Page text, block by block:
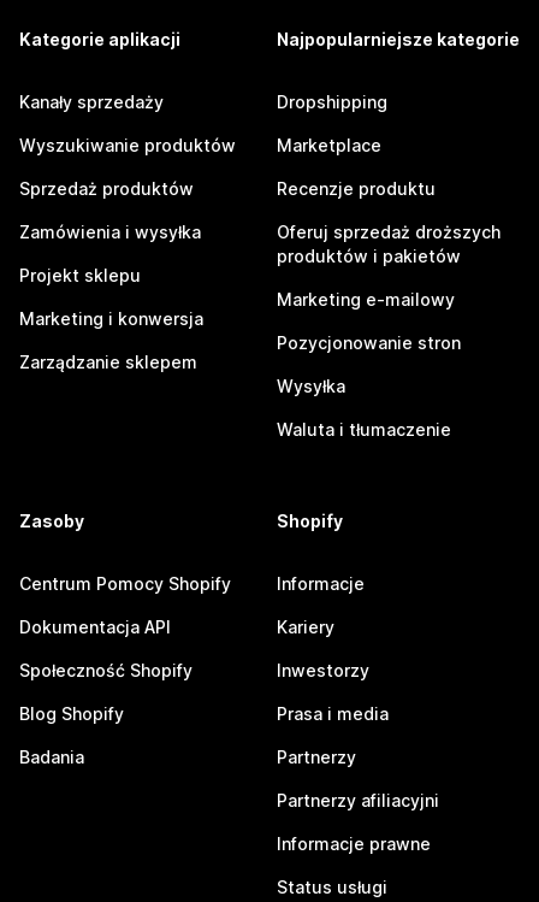
Kategorie aplikacji
Kanały sprzedaży
Wyszukiwanie produktów
Sprzedaż produktów
Zamówienia i wysyłka
Projekt sklepu
Marketing i konwersja
Zarządzanie sklepem
Najpopularniejsze kategorie
Dropshipping
Marketplace
Recenzje produktu
Oferuj sprzedaż droższych
produktów i pakietów
Marketing e-mailowy
Pozycjonowanie stron
Wysyłka
Waluta i tłumaczenie
Zasoby
Centrum Pomocy Shopify
Dokumentacja API
Społeczność Shopify
Blog Shopify
Badania
Shopify
Informacje
Kariery
Inwestorzy
Prasa i media
Partnerzy
Partnerzy afiliacyjni
Informacje prawne
Status usługi